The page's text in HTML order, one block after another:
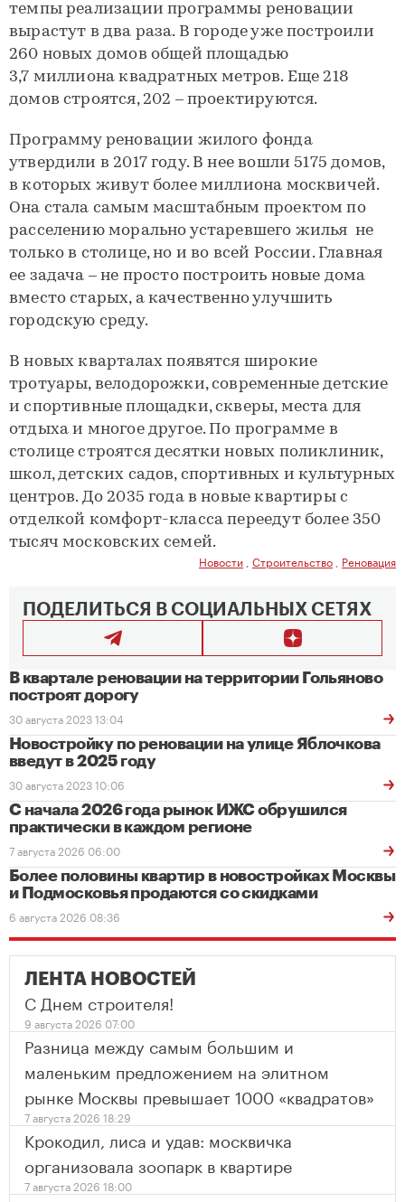
темпы реализации программы реновации
вырастут в два раза. В городе уже построили
260 новых домов общей площадью
3,7 миллиона квадратных метров. Еще 218
домов строятся, 202 – проектируются.
Программу реновации жилого фонда
утвердили в 2017 году. В нее вошли 5175 домов,
в которых живут более миллиона москвичей.
Она стала самым масштабным проектом по
расселению морально устаревшего жилья не
только в столице, но и во всей России. Главная
ее задача – не просто построить новые дома
вместо старых, а качественно улучшить
городскую среду.
В новых кварталах появятся широкие
тротуары, велодорожки, современные детские
и спортивные площадки, скверы, места для
отдыха и многое другое. По программе в
столице строятся десятки новых поликлиник,
школ, детских садов, спортивных и культурных
центров. До 2035 года в новые квартиры с
отделкой комфорт-класса переедут более 350
тысяч московских семей.
Новости Строительство Реновация
ПОДЕЛИТЬСЯ В СОЦИАЛЬНЫХ СЕТЯХ
В квартале реновации на территории Гольяново
построят дорогу
30 августа 2023 13:04
Новостройку по реновации на улице Яблочкова
введут в 2025 году
30 августа 2023 10:06
С начала 2026 года рынок ИЖС обрушился
практически в каждом регионе
7 августа 2026 06:00
Более половины квартир в новостройках Москвы
и Подмосковья продаются со скидками
6 августа 2026 08:36
ЛЕНТА НОВОСТЕЙ
С Днем строителя!
9 августа 2026 07:00
Разница между самым большим и
маленьким предложением на элитном
рынке Москвы превышает 1000 «квадратов»
7 августа 2026 18:29
Крокодил, лиса и удав: москвичка
организовала зоопарк в квартире
7 августа 2026 18:00